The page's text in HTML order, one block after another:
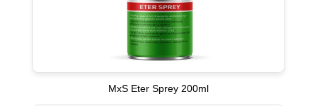
MxS Eter Sprey 200ml